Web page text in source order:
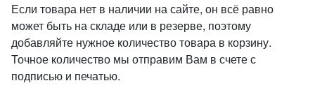
Если товара нет в наличии на сайте, он всё равно
может быть на складе или в резерве, поэтому
добавляйте нужное количество товара в корзину.
Точное количество мы отправим Вам в счете с
подписью и печатью.